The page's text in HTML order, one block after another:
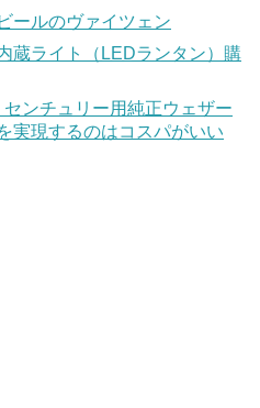
ールのヴァイツェン
蔵ライト（LEDランタン）購
ンチュリー用純正ウェザー
実現するのはコスパがいい